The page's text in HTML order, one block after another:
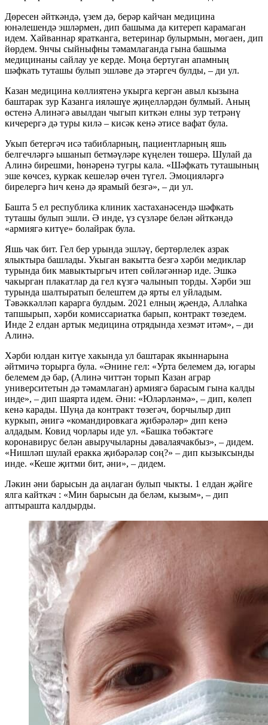
Дөресен әйткәндә, үзем дә, берәр кайчан медицина
юнәлешендә эшләрмен, дип башыма да китереп карамаган
идем. Хайваннар яратканга, ветеринар булырмын, мөгаен, дип
йөрдем. 9нчы сыйныфны тәмамлаганда гына башыма
медицинаны сайлау уе керде. Моңа бертуган апамның
шәфкать туташы булып эшләве дә этәргеч булды, – ди ул.
Казан медицина көллиятенә укырга кергән авыл кызына
баштарак зур Казанга ияләшүе җиңелләрдән булмый. Аның
өстенә Алинәгә авылдан чыгып киткән елны зур тетрәнү
кичерергә дә туры килә – кисәк кенә әтисе вафат була.
Укып бетергәч исә табибларның, пациентларның яшь
белгечләргә ышанып бетмәүләре күңелен төшерә. Шулай да
Алинә бирешми, һөнәренә тугры кала. «Шәфкать туташының
эше көчсез, куркак кешеләр өчен түгел. Эмоцияләргә
бирелергә һич кенә дә ярамый безгә», – ди ул.
Башта 5 ел республика клиник хастаханәсендә шәфкать
туташы булып эшли. Ә инде, үз сүзләре белән әйткәндә
«армиягә китүе» болайрак була.
Яшь чак бит. Гел бер урында эшләү, бертөрлелек азрак
ялыктыра башлады. Укыган вакытта безгә хәрби медиклар
турында бик мавыктыргыч итеп сөйләгәннәр иде. Эшкә
чакырган плакатлар да гел күзгә чалынып торды. Хәрби эш
турында шалтыратып белештем дә ярты ел уйладым.
Тәвәккәлләп карарга булдым. 2021 елның җәендә, Аллаһка
тапшырып, хәрби комиссариатка барып, контракт төзедем.
Инде 2 елдан артык медицина отрядында хезмәт итәм», – ди
Алинә.
Хәрби юлдан китүе хакында ул баштарак якыннарына
әйтмичә торырга була. «Әнине гел: «Урта белемем дә, югары
белемем дә бар, (Алинә читтән торып Казан аграр
университетын дә тәмамлаган) армиягә барасым гына калды
инде», – дип шаярта идем. Әни: «Юләрләнмә», – дип, көлеп
кенә карады. Шуңа да контракт төзегәч, борчылыр дип
куркып, әнигә «командировкага җибәрәләр» дип кенә
алдадым. Ковид чорлары иде ул. «Башка төбәктәге
коронавирус белән авыручыларны дәвалаячакбыз», – дидем.
«Нишләп шулай еракка җибәрәләр соң?» – дип кызыксынды
инде. «Кеше җитми бит, әни», – дидем.
Ләкин әни барысын да аңлаган булып чыкты. 1 елдан җәйге
ялга кайткач : «Мин барысын да беләм, кызым», – дип
аптырашта калдырды.